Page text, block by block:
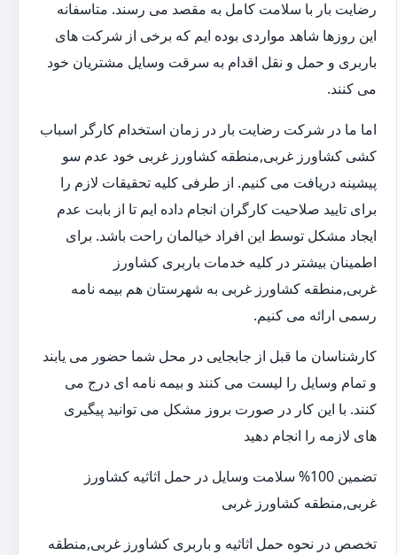
رضایت بار با سلامت کامل به مقصد می رسند. متاسفانه
این روزها شاهد مواردی بوده ایم که برخی از شرکت های
باربری و حمل و نقل اقدام به سرقت وسایل مشتریان خود
می کنند.
اما ما در شرکت رضایت بار در زمان استخدام کارگر اسباب
کشی کشاورز غربی,منطقه کشاورز غربی خود عدم سو
پیشینه دریافت می کنیم. از طرفی کلیه تحقیقات لازم را
برای تایید صلاحیت کارگران انجام داده ایم تا از بابت عدم
ایجاد مشکل توسط این افراد خیالمان راحت باشد. برای
اطمینان بیشتر در کلیه خدمات باربری کشاورز
غربی,منطقه کشاورز غربی به شهرستان هم بیمه نامه
رسمی ارائه می کنیم.
کارشناسان ما قبل از جابجایی در محل شما حضور می یابند
و تمام وسایل را لیست می کنند و بیمه نامه ای درج می
کنند. با این کار در صورت بروز مشکل می توانید پیگیری
های لازمه را انجام دهید
تضمین 100% سلامت وسایل در حمل اثاثیه کشاورز
غربی,منطقه کشاورز غربی
تخصص در نحوه حمل اثاثیه و باربری کشاورز غربی,منطقه